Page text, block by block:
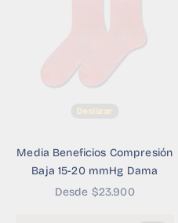
Deslizar
Media Beneficios Compresión
Baja 15-20 mmHg Dama
Precio de oferta
Desde $23.900